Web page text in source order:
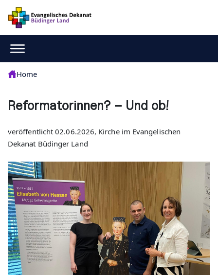
Home
Reformatorinnen? – Und ob!
veröffentlicht 02.06.2026, Kirche im Evangelischen
Dekanat Büdinger Land